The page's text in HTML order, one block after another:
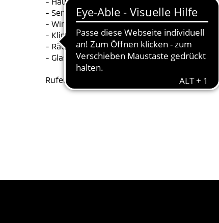
- Servicetermin
- Winter-Kompletträder
- Klimawartung
- Rädereinlagerung
- Glasreparatur
Rufen Sie uns jetzt an und reservieren Sie